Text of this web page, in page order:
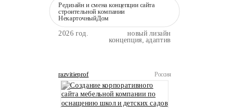
Редизайн и смена концепции сайта
строительной компании
НекарточныйДом
2026 год. новый лизайн
концепция, адаптив
razvitieprof Россия